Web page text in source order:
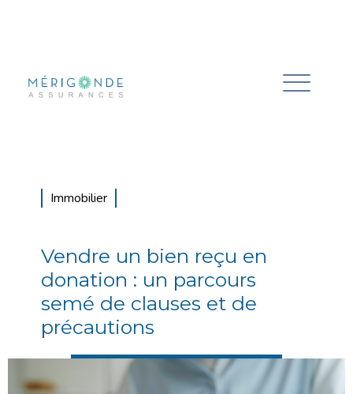
Immobilier
Vendre un bien reçu en
donation : un parcours
semé de clauses et de
précautions